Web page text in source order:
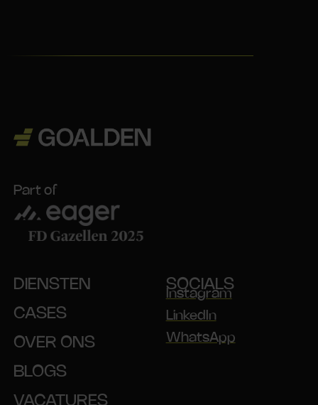
Part of
DIENSTEN
CASES
OVER ONS
BLOGS
VACATURES
SOCIALS
Instagram
LinkedIn
WhatsApp